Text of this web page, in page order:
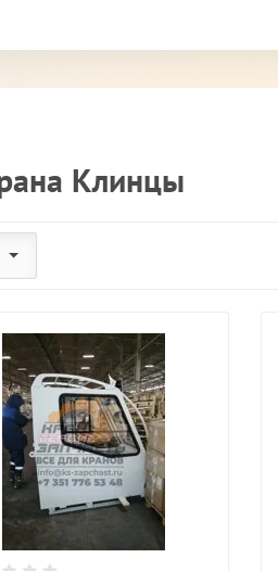
Клинцы